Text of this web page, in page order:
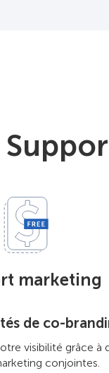
marketing
de co-
visibilité grâce à
conjointes.